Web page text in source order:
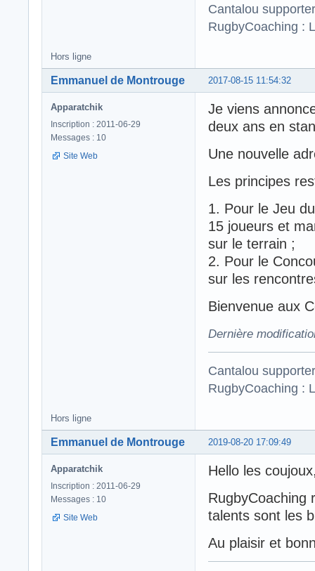
Cantalou
RugbyCoaching :
Hors ligne
2017-08-15 11:54:32
Emmanuel de Montrouge
Apparatchik
Inscription : 2011-06-29
Messages : 10
Site Web
Je viens
deux ans en
Une nouvelle
Les principes
1. Pour le Jeu
15 joueurs et
sur le terrain ;
2. Pour le
sur les
Bienvenue aux
Dernière
Cantalou
RugbyCoaching :
Hors ligne
2019-08-20 17:09:49
Emmanuel de Montrouge
Apparatchik
Inscription : 2011-06-29
Messages : 10
Site Web
Hello les
RugbyCoaching
talents sont les
Au plaisir et